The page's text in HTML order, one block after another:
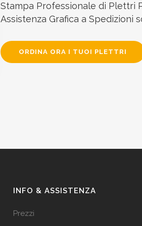
Stampa Professionale di Plettri
Assistenza Grafica a Spedizioni
ORDINA ORA I TUOI PLETTRI
INFO & ASSISTENZA
Prezzi